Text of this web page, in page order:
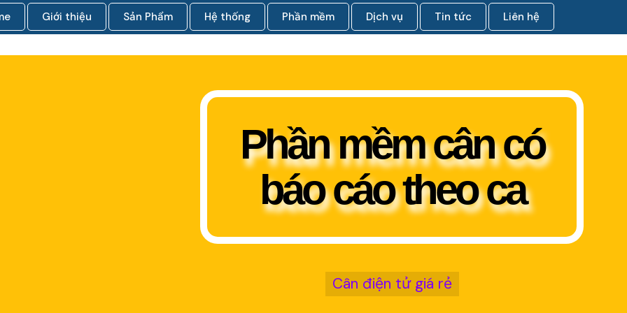
Giới thiệu Sản Phẩm Hệ thống Phần mềm Dịch vụ Tin tức Liên hệ
Phần mềm cân có
báo cáo theo ca
Cân điện tử giá rẻ